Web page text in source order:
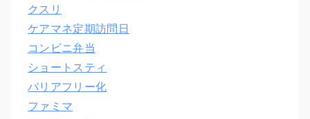
クスリ
ケアマネ定期訪問日
コンビニ弁当
ショートスティ
バリアフリー化
ファミマ